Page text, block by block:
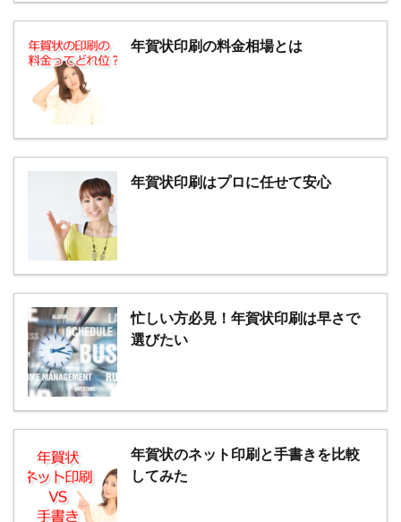
年賀状印刷の料金相場とは
年賀状印刷はプロに任せて安心
忙しい方必見！年賀状印刷は早さで
選びたい
年賀状のネット印刷と手書きを比較
してみた